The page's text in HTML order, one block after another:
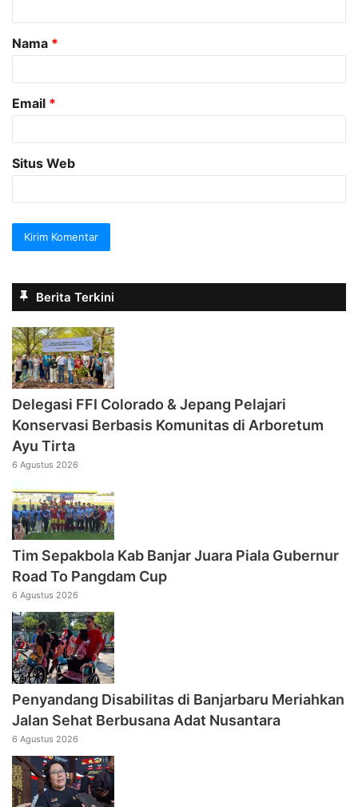
a
r
Nama *
Email *
Situs Web
Berita Terkini
Delegasi FFI Colorado & Jepang Pelajari
Konservasi Berbasis Komunitas di Arboretum
Ayu Tirta
6 Agustus 2026
Tim Sepakbola Kab Banjar Juara Piala Gubernur
Road To Pangdam Cup
6 Agustus 2026
Penyandang Disabilitas di Banjarbaru Meriahkan
Jalan Sehat Berbusana Adat Nusantara
6 Agustus 2026